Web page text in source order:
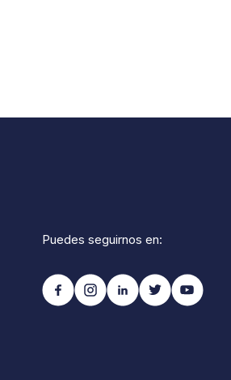
Puedes seguirnos en: